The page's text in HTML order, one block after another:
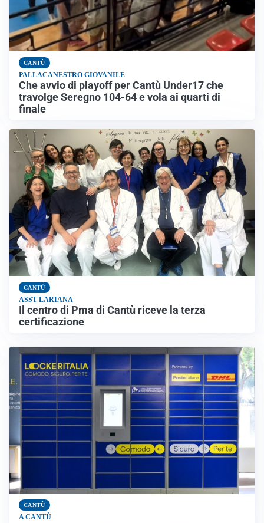
CANTÙ
PALLACANESTRO GIOVANILE
Che avvio di playoff per Cantù Under17 che
travolge Seregno 104-64 e vola ai quarti di
finale
CANTÙ
ASST LARIANA
Il centro di Pma di Cantù riceve la terza
certificazione
CANTÙ
A CANTÙ